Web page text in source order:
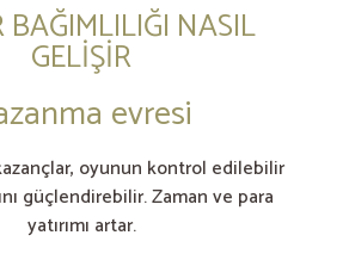
BAĞIMLILIĞI NASIL
GELIŞIR
evresi
oyunun kontrol edilebilir
güçlendirebilir. Zaman ve para
yatırımı artar.